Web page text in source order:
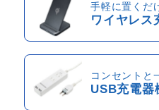
手軽に置くだ
ワイヤレス
コンセントと
USB充電器